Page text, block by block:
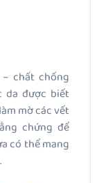
chất chống
da được biết
mờ các vết
chứng để
có thể mang